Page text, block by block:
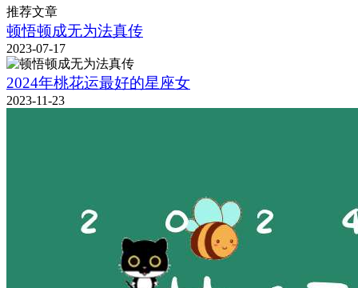
推荐文章
顿悟顿成无为法真传
2023-07-17
2024年桃花运最好的星座女
2023-11-23